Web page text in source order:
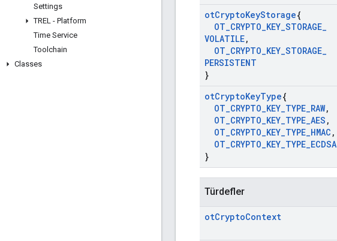
Settings
TREL - Platform
Time Service
Toolchain
Classes
otCryptoKeyStorage{
OT_CRYPTO_KEY_STORAGE_
VOLATILE,
OT_CRYPTO_KEY_STORAGE_
PERSISTENT
}
otCryptoKeyType{
OT_CRYPTO_KEY_TYPE_RAW,
OT_CRYPTO_KEY_TYPE_AES ,
OT_CRYPTO_KEY_TYPE_HMAC ,
OT_CRYPTO_KEY_TYPE_ECDSA
}
Türdefler
otCryptoContext